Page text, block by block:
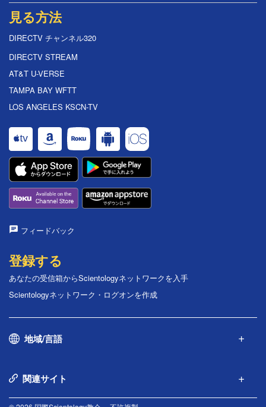
見る方法
DIRECTV チャンネル320
DIRECTV STREAM
AT&T U-VERSE
TAMPA BAY WFTT
LOS ANGELES KSCN-TV
フィードバック
登録する
あなたの受信箱からScientologyネットワークを入手
Scientologyネットワーク・ログオンを作成
地域/言語
関連サイト